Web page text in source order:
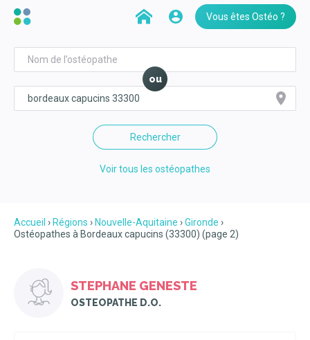
Vous êtes Ostéo ?
ou
Rechercher
Voir tous les ostéopathes
Accueil Régions Nouvelle-Aquitaine
Gironde
Ostéopathes à Bordeaux capucins (33300) (page 2)
STEPHANE GENESTE
OSTEOPATHE D.O.